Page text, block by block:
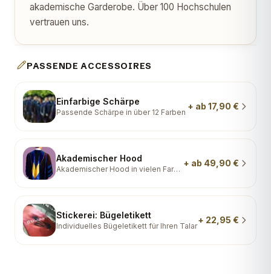
akademische Garderobe. Über 100 Hochschulen
vertrauen uns.
PASSENDE ACCESSOIRES
Einfarbige Schärpe
Passende Schärpe in über 12 Farben
+ ab 17,90 €
Akademischer Hood
Akademischer Hood in vielen Farben
+ ab 49,90 €
Stickerei: Bügeletikett
Individuelles Bügeletikett für Ihren Talar
+ 22,95 €